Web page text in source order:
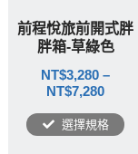
前程悅旅前開式胖
胖箱-草綠色
NT$3,280 –
NT$7,280
選擇規格